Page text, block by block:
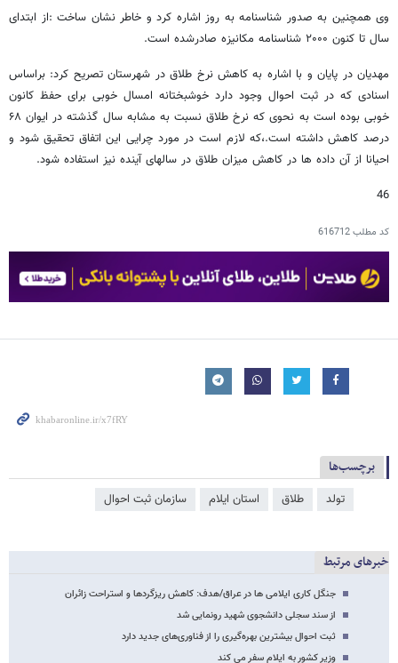
وی همچنین به صدور شناسنامه به روز اشاره کرد و خاطر نشان ساخت :از ابتدای
سال تا کنون ۲۰۰۰ شناسنامه مکانیزه صادرشده است.
مهدیان در پایان و با اشاره به کاهش نرخ طلاق در شهرستان تصریح کرد: براساس
اسنادی که در ثبت احوال وجود دارد خوشبختانه امسال خوبی برای حفظ کانون
خوبی بوده است به نحوی که نرخ طلاق نسبت به مشابه سال گذشته در ایوان ۶۸
درصد کاهش داشته است.،که لازم است در مورد چرایی این اتفاق تحقیق شود و
احیانا از آن داده ها در کاهش میزان طلاق در سالهای آینده نیز استفاده شود.
46
کد مطلب616712
برچسب‌ها
تولد طلاق استان ایلام سازمان ثبت احوال
خبرهای مرتبط
جنگل کاری ایلامی ها در عراق/هدف: کاهش ریزگردها و استراحت زائران
از سند سجلی دانشجوی شهید رونمایی شد
ثبت احوال بیشترین بهره‌گیری را از فناوری‌‌های جدید دارد
وزیر کشور به ایلام سفر می کند